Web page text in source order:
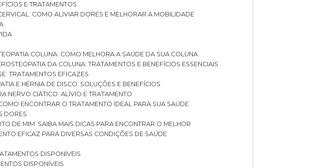
E TRATAMENTOS
CERVICAL: COMO ALIVIAR DORES E MELHORAR A MOBILIDADE
COLUNA: COMO MELHORA A SAÚDE DA SUA COLUNA
OSTEOPATIA DA COLUNA: TRATAMENTOS E BENEFÍCIOS ESSENCIAIS
TRATAMENTOS EFICAZES
E HÉRNIA DE DISCO: SOLUÇÕES E BENEFÍCIOS
NERVO CIÁTICO: ALÍVIO E TRATAMENTO
ENCONTRAR O TRATAMENTO IDEAL PARA SUA SAÚDE
DORES
DE MIM: SAIBA MAIS DICAS PARA ENCONTRAR O MELHOR
EFICAZ PARA DIVERSAS CONDIÇÕES DE SAÚDE
DISPONÍVEIS
DISPONÍVEIS